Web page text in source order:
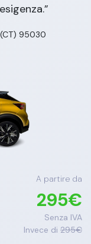
95030
A partire da
295€
Senza IVA
Invece di 295€